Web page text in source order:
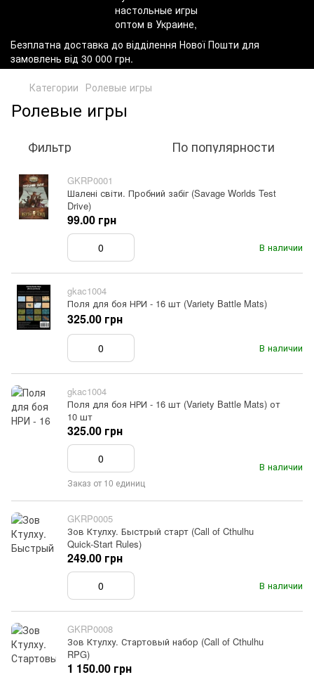
Безплатна доставка до відділення Нової Пошти для
замовлень від 30 000 грн.
Категории Ролевые игры
Ролевые игры
Фильтр По популярности
GKRP0001
Шалені світи. Пробний забіг (Savage Worlds Test
Drive)
В наличии
99.00 грн
gkac1004
Поля для боя НРИ - 16 шт (Variety Battle Mats)
В наличии
325.00 грн
gkac1004
Поля для боя НРИ - 16 шт (Variety Battle Mats) от
10 шт
В наличии
325.00 грн
Заказ от 10 единиц
GKRP0005
Зов Ктулху. Быстрый старт (Call of Cthulhu
Quick-Start Rules)
В наличии
249.00 грн
GKRP0008
Зов Ктулху. Стартовый набор (Call of Cthulhu
RPG)
1 150.00 грн